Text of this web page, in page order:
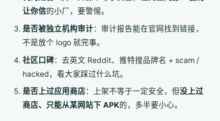
让你信的小厂，要警惕。
是否被独立机构审计：审计报告能在官网找到链接，
不是放个 logo 就完事。
社区口碑：去英文 Reddit、推特搜品牌名 + scam /
hacked，看大家踩过什么坑。
是否上过应用商店：上架不等于一定安全，但没上过
商店、只能从某网站下 APK的，多半要小心。